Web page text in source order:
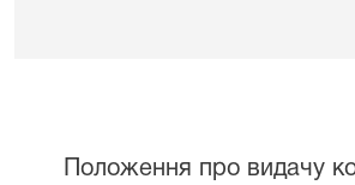
Положення про видачу